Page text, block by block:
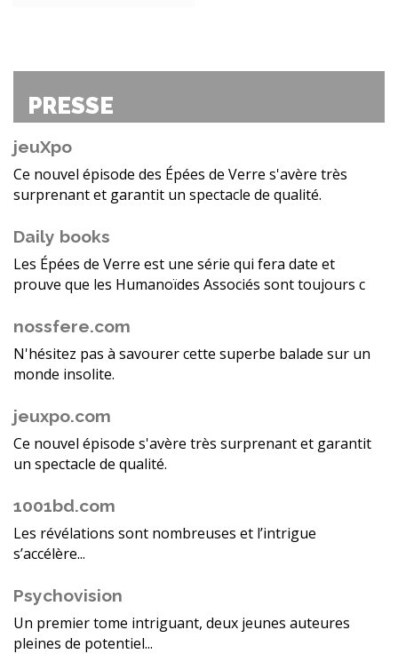
PRESSE
jeuXpo
Ce nouvel épisode des Épées de Verre s'avère très
surprenant et garantit un spectacle de qualité.
Daily books
Les Épées de Verre est une série qui fera date et
prouve que les Humanoïdes Associés sont toujours c
nossfere.com
N'hésitez pas à savourer cette superbe balade sur un
monde insolite.
jeuxpo.com
Ce nouvel épisode s'avère très surprenant et garantit
un spectacle de qualité.
1001bd.com
Les révélations sont nombreuses et l’intrigue
s’accélère...
Psychovision
Un premier tome intriguant, deux jeunes auteures
pleines de potentiel...